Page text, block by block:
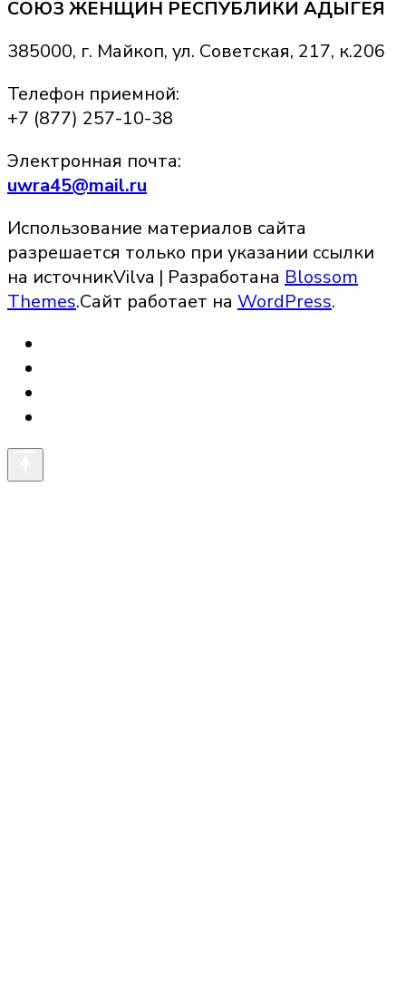
СОЮЗ ЖЕНЩИН РЕСПУБЛИКИ АДЫГЕЯ
385000, г. Майкоп, ул. Советская, 217, к.206
Телефон приемной:
+7 (877) 257-10-38
Электронная почта:
uwra45@mail.ru
Использование материалов сайта
разрешается только при указании ссылки
на источникVilva | Разработана Blossom
Themes.Сайт работает на WordPress.